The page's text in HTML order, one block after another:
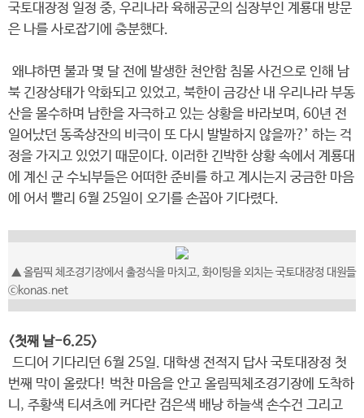
국토대장정 일정 중, 우리나라 육해공군의 심장부인 계룡대 방문
은 나를 사로잡기에 충분했다.
왜냐하면 불과 몇 달 전에 발생한 천안함 침몰 사건으로 인해 남
북 긴장상태가 악화되고 있었고, 북한이 금강산 내 우리나라 부동
산을 몰수하며 남한을 자극하고 있는 상황을 바라보며, 60년 전
일어났던 동족상잔의 비극이 또 다시 발발하지 않을까?’ 하는 걱
정을 가지고 있었기 때문이다. 이러한 긴박한 상황 속에서 계룡대
에 계신 군 수뇌부들은 어떠한 준비를 하고 계시는지 궁금한 마음
에 어서 빨리 6월 25일이 오기를 손꼽아 기다렸다.
▲ 올림픽 체조경기장에서 출정식을 마치고, 화이팅을 외치는 국토대장정 대원들
ⓒkonas.net
<첫째 날-6.25>
드디어 기다리던 6월 25일. 대학생 전적지 답사 국토대장정 첫
번째 막이 올랐다! 벅찬 마음을 안고 올림픽체조경기장에 도착하
니, 주황색 티셔츠에 커다란 검은색 배낭 하늘색 손수건 그리고